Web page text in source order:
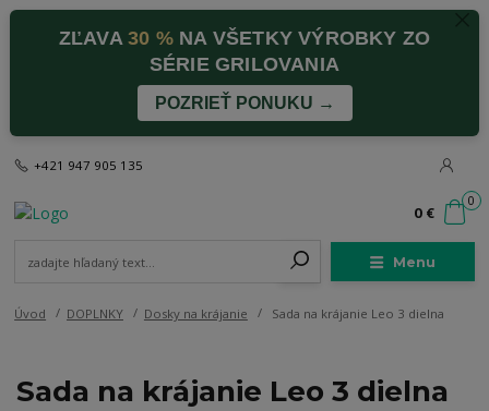
ZĽAVA30 %NA VŠETKY VÝROBKY ZO
SÉRIE GRILOVANIA
POZRIEŤ PONUKU →
Menu
+421 947 905 135
0
0 €
Úvod DOPLNKY Dosky na krájanie Sada na krájanie Leo 3 dielna
Sada na krájanie Leo 3 dielna